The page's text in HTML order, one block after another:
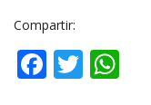
Compartir: